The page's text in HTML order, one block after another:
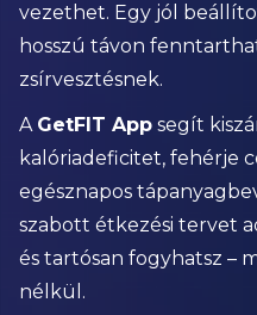
vezethet. Egy jól
hosszú távon
zsírvesztésnek.
A GetFIT App segít
kalóriadeficitet, fehérje
egésznapos
szabott étkezési tervet
és tartósan fogyhatsz –
nélkül.